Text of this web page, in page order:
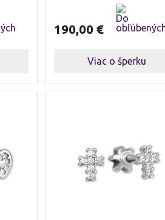
190,00 €
Viac o šperku